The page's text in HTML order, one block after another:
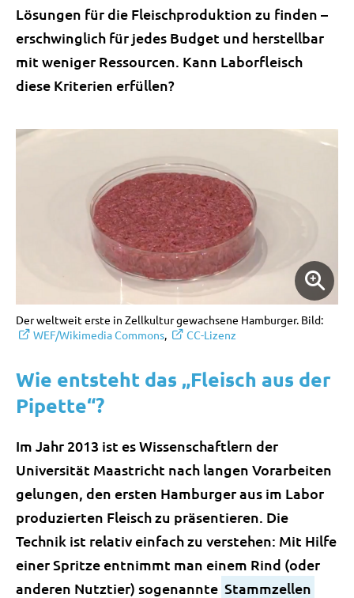
Lösungen für die Fleischproduktion zu finden –
erschwinglich für jedes Budget und herstellbar
mit weniger Ressourcen. Kann Laborfleisch
diese Kriterien erfüllen?
Der weltweit erste in Zellkultur gewachsene Hamburger. Bild:
WEF/Wikimedia Commons, CC-Lizenz
Wie entsteht das „Fleisch aus der
Pipette“?
Im Jahr 2013 ist es Wissenschaftlern der
Universität Maastricht nach langen Vorarbeiten
gelungen, den ersten Hamburger aus im Labor
produzierten Fleisch zu präsentieren. Die
Technik ist relativ einfach zu verstehen: Mit Hilfe
einer Spritze entnimmt man einem Rind (oder
anderen Nutztier) sogenannte Stammzellen